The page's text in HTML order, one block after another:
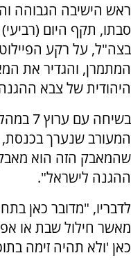
ראש הישיבה הגבוהה
סבתו, תקף היום
בצה"ל, על רקע הפיילוט
המתמרן, והגדיר את
היהודית של צבא
בשיחה
המעורב שנערך
שהמאבק הזה הוא
ההגנה לישראל".
לדבריו, "מדובר כאן
מאשר חילול שבת או
כאן 'ולא תהיה זימה